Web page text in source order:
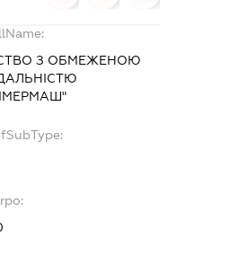
З ОБМЕЖЕНОЮ